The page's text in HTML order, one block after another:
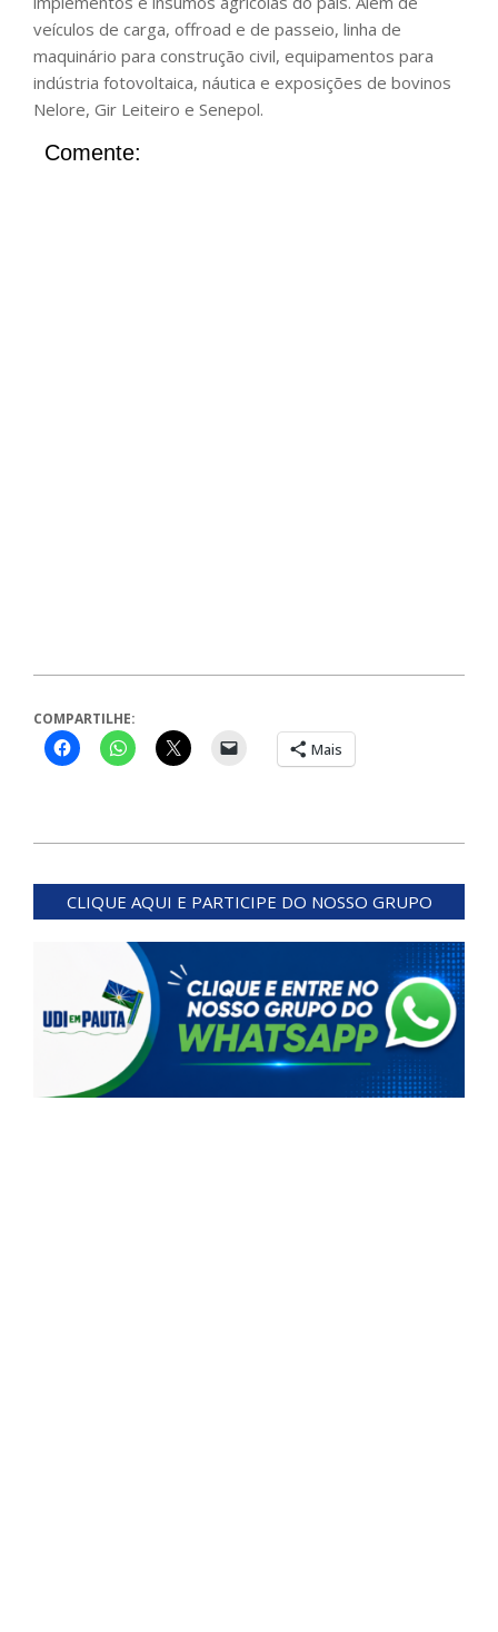
veículos de carga, offroad e de passeio, linha de
maquinário para construção civil, equipamentos para
indústria fotovoltaica, náutica e exposições de bovinos
Nelore, Gir Leiteiro e Senepol.
Comente:
COMPARTILHE:
Mais
04-
CLIQUE AQUI E PARTICIPE DO NOSSO GRUPO